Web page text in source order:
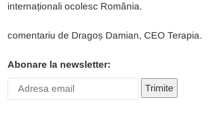
internaționali ocolesc România.
comentariu de Dragoș Damian, CEO Terapia.
Abonare la newsletter:
Trimite